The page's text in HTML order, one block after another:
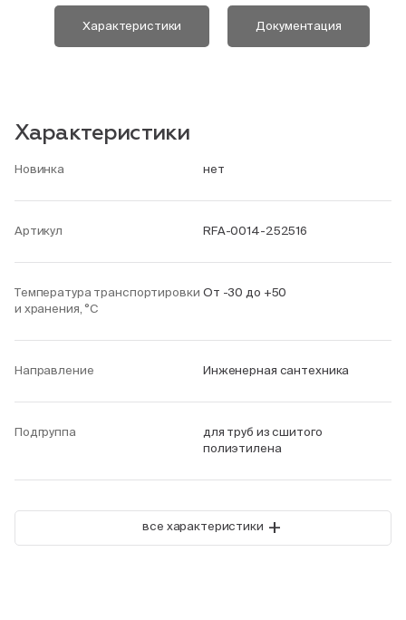
Характеристики Документация
Характеристики
Новинка нет
Артикул RFA-0014-252516
Температура транспортировки
и хранения, °С
От -30 до +50
Направление Инженерная сантехника
Подгруппа
для труб из сшитого
полиэтилена
все характеристики +